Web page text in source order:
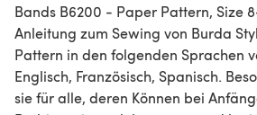
Bands B6200 - Paper Pattern, Size
Anleitung zum Sewing von Burda
Pattern in den folgenden Sprachen
Englisch, Französisch, Spanisch.
sie für alle, deren Können bei